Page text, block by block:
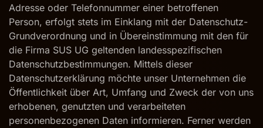
Adresse oder Telefonnummer einer betroffenen
Person, erfolgt stets im Einklang mit der Datenschutz-
Grundverordnung und in Übereinstimmung mit den für
die Firma SUS UG geltenden landesspezifischen
Datenschutzbestimmungen. Mittels dieser
Datenschutzerklärung möchte unser Unternehmen die
Öffentlichkeit über Art, Umfang und Zweck der von uns
erhobenen, genutzten und verarbeiteten
personenbezogenen Daten informieren. Ferner werden